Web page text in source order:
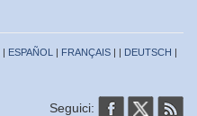
| ESPAÑOL | FRANÇAIS | | DEUTSCH |
Seguici: